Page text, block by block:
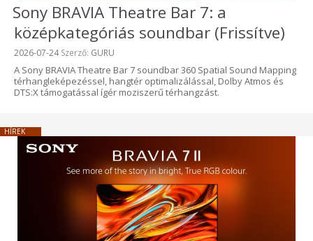
Sony BRAVIA Theatre Bar 7: a
középkategóriás soundbar (Frissítve)
Beküldve:
2026-07-24Szerző: GURU
A Sony BRAVIA Theatre Bar 7 soundbar 360 Spatial Sound Mapping
térhangleképezéssel, hangtér optimalizálással, Dolby Atmos és
DTS:X támogatással ígér moziszerű térhangzást.
HÍREK